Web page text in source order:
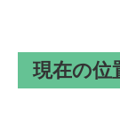
現在の位